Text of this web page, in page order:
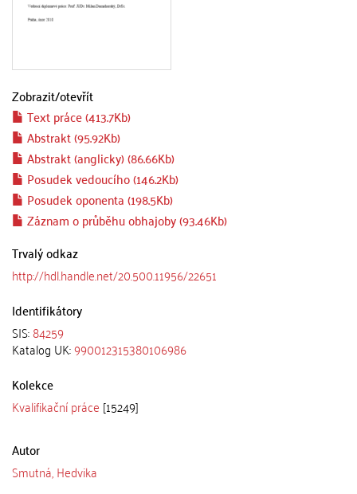
Zobrazit/otevřít
Text práce (413.7Kb)
Abstrakt (95.92Kb)
Abstrakt (anglicky) (86.66Kb)
Posudek vedoucího (146.2Kb)
Posudek oponenta (198.5Kb)
Záznam o průběhu obhajoby (93.46Kb)
Trvalý odkaz
http://hdl.handle.net/20.500.11956/22651
Identifikátory
SIS:84259
Katalog UK:990012315380106986
Kolekce
Kvalifikační práce [15249]
Autor
Smutná, Hedvika